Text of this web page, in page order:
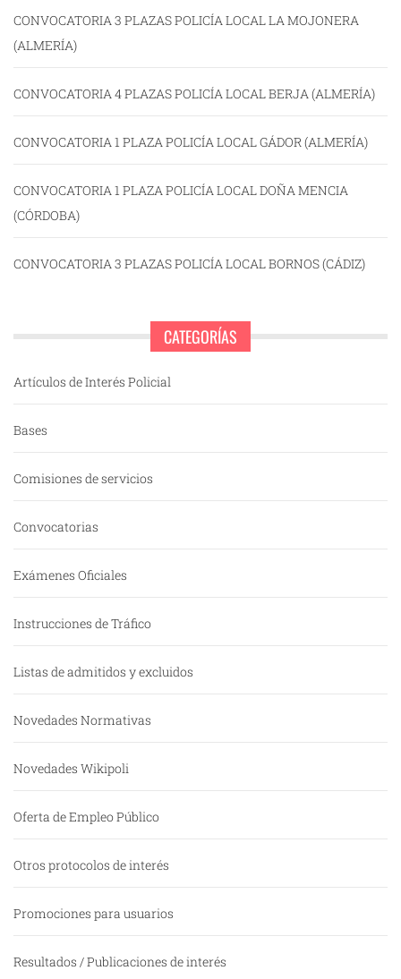
CONVOCATORIA 3 PLAZAS POLICÍA LOCAL LA MOJONERA
(ALMERÍA)
CONVOCATORIA 4 PLAZAS POLICÍA LOCAL BERJA (ALMERÍA)
CONVOCATORIA 1 PLAZA POLICÍA LOCAL GÁDOR (ALMERÍA)
CONVOCATORIA 1 PLAZA POLICÍA LOCAL DOÑA MENCIA
(CÓRDOBA)
CONVOCATORIA 3 PLAZAS POLICÍA LOCAL BORNOS (CÁDIZ)
CATEGORÍAS
Artículos de Interés Policial
Bases
Comisiones de servicios
Convocatorias
Exámenes Oficiales
Instrucciones de Tráfico
Listas de admitidos y excluidos
Novedades Normativas
Novedades Wikipoli
Oferta de Empleo Público
Otros protocolos de interés
Promociones para usuarios
Resultados / Publicaciones de interés